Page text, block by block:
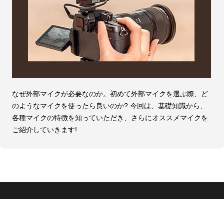
なぜ外部マイクが必要なのか。初めて外部マイクを選ぶ際、ど
のようなマイクを使ったら良いのか? 今回は、基礎知識から、
各種マイクの特徴を知っていただき、さらにオススメマイクを
ご紹介していきます!